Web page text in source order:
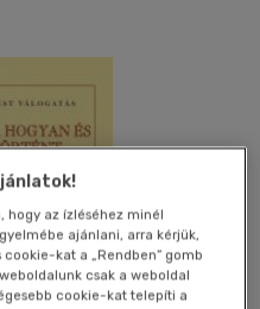
hogy az ízléséhez minél
ajánlani, arra kérjük,
kat a „Rendben” gomb
csak a weboldal
cookie-kat telepíti a